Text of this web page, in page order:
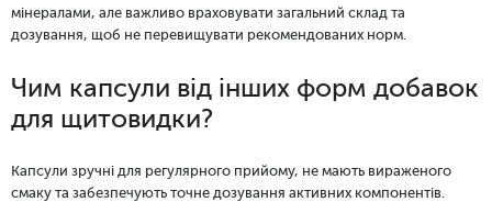
мінералами, але важливо враховувати загальний склад та
дозування, щоб не перевищувати рекомендованих норм.
Чим капсули від інших форм добавок
для щитовидки?
Капсули зручні для регулярного прийому, не мають вираженого
смаку та забезпечують точне дозування активних компонентів.